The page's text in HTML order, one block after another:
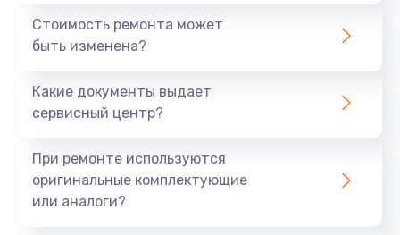
Стоимость ремонта может
быть изменена?
Какие документы выдает
сервисный центр?
При ремонте используются
оригинальные комплектующие
или аналоги?